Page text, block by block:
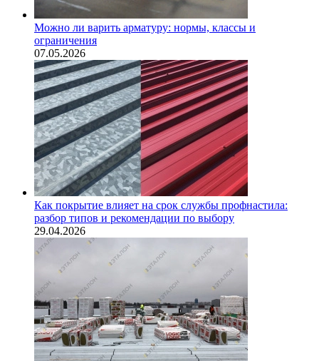
Можно ли варить арматуру: нормы, классы и
ограничения
07.05.2026
Как покрытие влияет на срок службы профнастила:
разбор типов и рекомендации по выбору
29.04.2026